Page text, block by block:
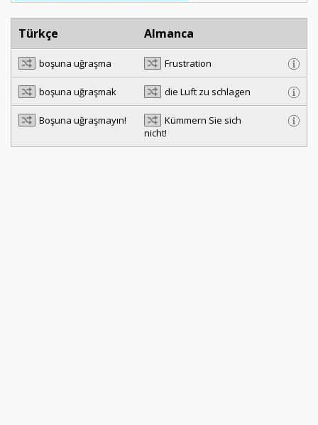
Türkçe Almanca
boşuna uğraşma Frustration
boşuna uğraşmak die Luft zu schlagen
Boşuna uğraşmayın!
Kümmern Sie sich
nicht!